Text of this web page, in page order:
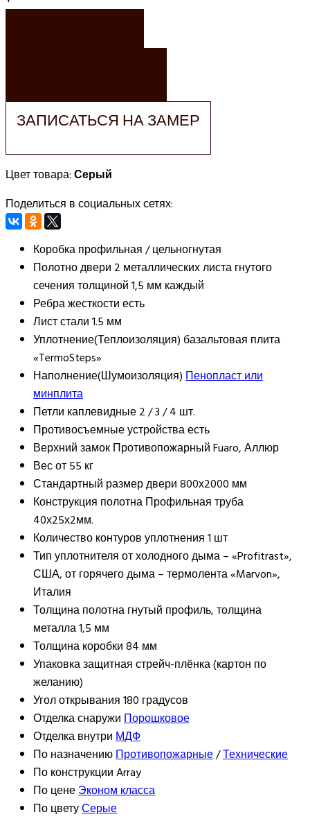
ЗАПИСАТЬСЯ НА ЗАМЕР
Цвет товара:Серый
Поделиться в социальных сетях:
Коробкапрофильная / цельногнутая
Полотно двери 2 металлических листа гнутого
сечения толщиной 1,5 мм каждый
Ребра жесткостиесть
Лист стали1.5 мм
Уплотнение(Теплоизоляция) базальтовая плита
«TermoSteps»
Наполнение(Шумоизоляция)Пенопласт или
минплита
Петли каплевидные 2 / 3 / 4 шт.
Противосъемные устройстваесть
Верхний замокПротивопожарный Fuaro, Аллюр
Весот 55 кг
Стандартный размер двери800х2000 мм
Конструкция полотнаПрофильная труба
40х25х2мм.
Количество контуров уплотнения1 шт
Тип уплотнителяот холодного дыма – «Profitrast»,
США, от горячего дыма – термолента «Marvon»,
Италия
Толщина полотнагнутый профиль, толщина
металла 1,5 мм
Толщина коробки84 мм
Упаковказащитная стрейч-плёнка (картон по
желанию)
Угол открывания180 градусов
Отделка снаружиПорошковое
Отделка внутриМДФ
По назначениюПротивопожарные/Технические
По конструкцииArray
По ценеЭконом класса
По цветуСерые